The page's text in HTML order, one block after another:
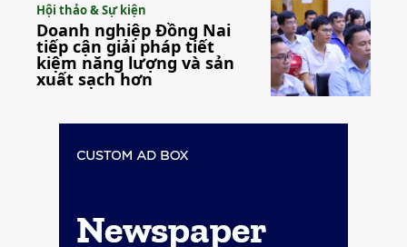
Hội thảo & Sự kiện
Doanh nghiệp Đồng Nai
tiếp cận giải pháp tiết
kiệm năng lượng và sản
xuất sạch hơn